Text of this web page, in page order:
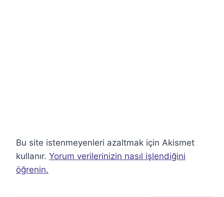
Bu site istenmeyenleri azaltmak için Akismet
kullanır. Yorum verilerinizin nasıl işlendiğini
öğrenin.